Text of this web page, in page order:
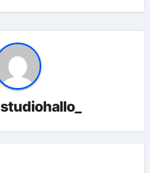
studiohallo_